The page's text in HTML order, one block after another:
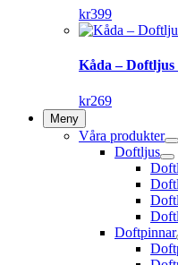
kr399
Kåda – Doftljus
kr269
Meny
Våra produkter
Doftljus
Doftpinnar